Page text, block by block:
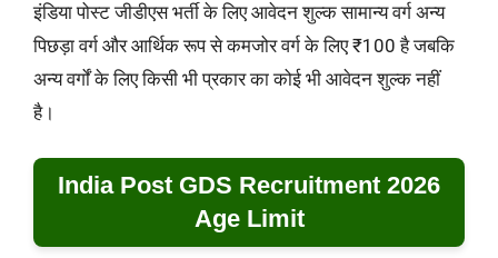
इंडिया पोस्ट जीडीएस भर्ती के लिए आवेदन शुल्क सामान्य वर्ग अन्य
पिछड़ा वर्ग और आर्थिक रूप से कमजोर वर्ग के लिए ₹100 है जबकि
अन्य वर्गों के लिए किसी भी प्रकार का कोई भी आवेदन शुल्क नहीं
है।
India Post GDS Recruitment 2026
Age Limit